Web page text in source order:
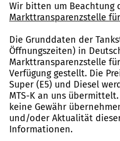
Wir bitten um Beachtung
Markttransparenzstelle
Die Grunddaten der
Öffnungszeiten) in
Markttransparenzstelle
Verfügung gestellt. Die
Super (E5) und Diesel
MTS-K an uns
keine Gewähr
und/oder Aktualität
Informationen.